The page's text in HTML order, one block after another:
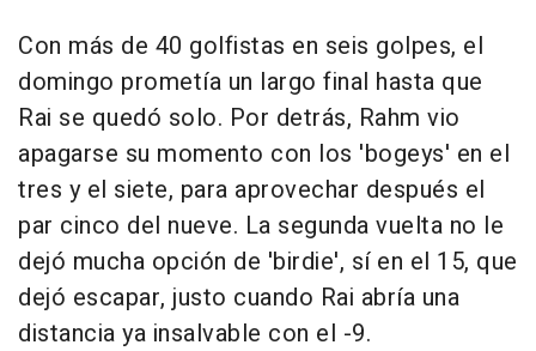
Con más de 40 golfistas en seis golpes, el
domingo prometía un largo final hasta que
Rai se quedó solo. Por detrás, Rahm vio
apagarse su momento con los 'bogeys' en el
tres y el siete, para aprovechar después el
par cinco del nueve. La segunda vuelta no le
dejó mucha opción de 'birdie', sí en el 15, que
dejó escapar, justo cuando Rai abría una
distancia ya insalvable con el -9.